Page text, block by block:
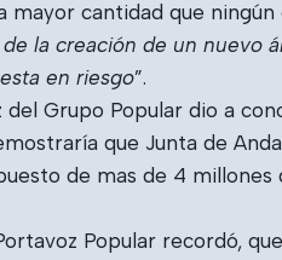
mayor cantidad que
la creación de un nuevo
en riesgo”.
Grupo Popular dio a
que Junta de
de mas de 4 millones
Popular recordó,